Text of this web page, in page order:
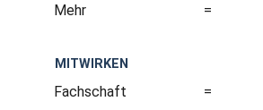
Mehr
MITWIRKEN
Fachschaft